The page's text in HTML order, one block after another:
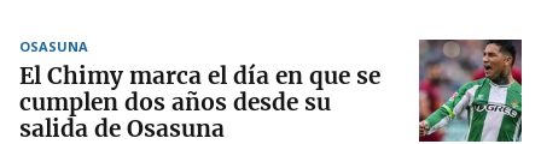
OSASUNA
El Chimy marca el día en que se
cumplen dos años desde su
salida de Osasuna